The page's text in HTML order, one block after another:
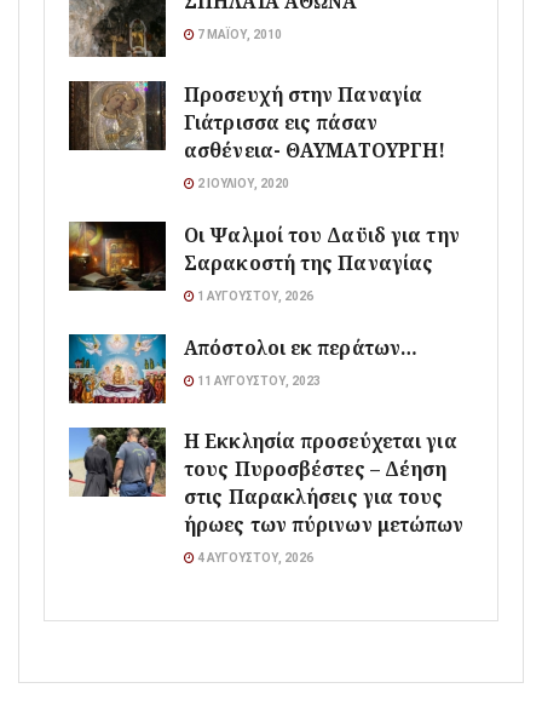
7 ΜΑΪ́ΟΥ, 2010
Προσευχή στην Παναγία
Γιάτρισσα εις πάσαν
ασθένεια- ΘΑΥΜΑΤΟΥΡΓΗ!
2 ΙΟΥΛΊΟΥ, 2020
Οι Ψαλμοί του Δαϋιδ για την
Σαρακοστή της Παναγίας
1 ΑΥΓΟΎΣΤΟΥ, 2026
Απόστολοι εκ περάτων…
11 ΑΥΓΟΎΣΤΟΥ, 2023
Η Εκκλησία προσεύχεται για
τους Πυροσβέστες – Δέηση
στις Παρακλήσεις για τους
ήρωες των πύρινων μετώπων
4 ΑΥΓΟΎΣΤΟΥ, 2026